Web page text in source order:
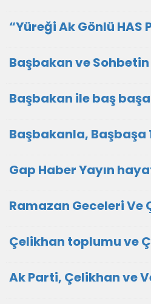
“Yüreği Ak Gönlü HAS
Başbakan ve
Başbakan ile baş başa
Başbakanla, Başbaşa
Gap Haber Yayın
Ramazan Geceleri Ve
Çelikhan toplumu ve
Ak Parti, Çelikhan ve